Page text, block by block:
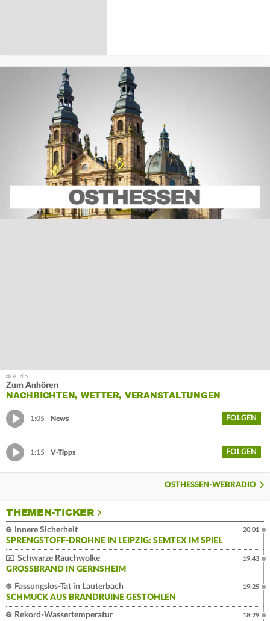
Zum Anhören
NACHRICHTEN, WETTER, VERANSTALTUNGEN
1:05 News FOLGEN
1:15 V-Tipps FOLGEN
OSTHESSEN-WEBRADIO
THEMEN-TICKER
Innere Sicherheit
SPRENGSTOFF-DROHNE IN LEIPZIG: SEMTEX IM SPIEL
20:01
Schwarze Rauchwolke
GROSSBRAND IN GERNSHEIM
19:43
Fassungslos-Tat in Lauterbach
SCHMUCK AUS BRANDRUINE GESTOHLEN
19:25
Rekord-Wassertemperatur
18:29